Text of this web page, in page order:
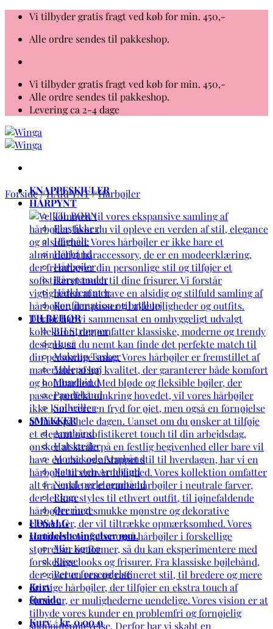
Fortsæt
indhold
Vi tilbyder gratis fragt ved køb for min. 450,-
Alle ordre sendes til pakkeshop.
Vi tilbyder gratis fragt ved køb for min. 450,-
Alle ordre sendes til pakkeshop.
Levering ca 2-4 dage
KNAPPESKJULER
HÅRPYNT
TIL BØRN
Elastikker
Hårnåle
Hårbånd
Hårbøjler
Hårspænder
Hårklemmer
Konfirmation og bryllup
TILBEHØR
BH Stropper
Huer
Makeup Tasker
Muleposer
Mundbind
Pandebånd
Solbriller
SMYKKER
Armbånd
Halskæder
Morsekode Armbånd
Natursten Armbånd
Nepal perle armbånd
Ringe
Øreringe
UDSALG
Handelsbetingelser mm.
Min Konto
Kasse
Retur forsendelse
Kurv
forside
Kurv /kr.0,000
Forside/HÅRPYNT/Hårbøjler